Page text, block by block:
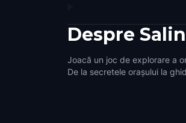
Despre
Joacă un joc de explorare a
De la secretele orașului la